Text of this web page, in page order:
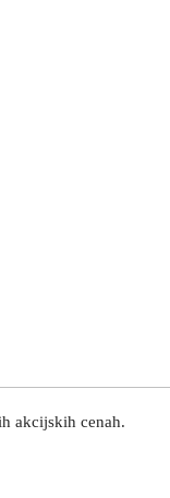
akcijskih cenah.